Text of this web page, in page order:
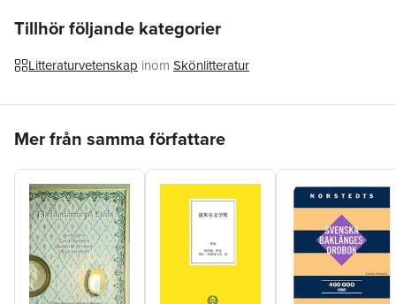
Originaltitel
Tillhör följande kategorier
Litteraturvetenskap inom Skönlitteratur
Mer från samma författare